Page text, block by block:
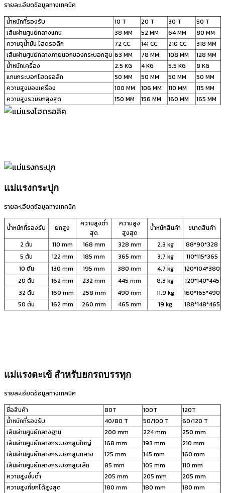
รายละเอียดข้อมูลทางเทคนิค
น้ำหนักที่รองรับ
10 T 20 T 30 T
50 T
เส้นผ่านศูนย์กลางแกน
38 MM 52 MM 64 MM
80 MM
ความจุน้ำมัน ไฮดรอลิก
72 CC 141 CC 210 CC
318 MM
เส้นผ่านศูนย์กลางภายนอกของกระบอกสูบ 63 MM 78 MM 108 MM
128 MM
น้ำหนักเครื่อง
2.5 KG 4 KG 5.5 KG
8 KG
แกนกระบอกไฮดรอลิก
50 MM 50 MM 50 MM
50 MM
ความสูงของเครื่อง
100 MM 106 MM 110 MM
115 MM
ความสูงรวมยกสุงสุด
150 MM 156 MM 160 MM 165 MM
แม่แรงกระปุก
รายละเอียดข้อมูลทางเทคนิค
น้ำหนักที่รองรับ ยกสูง
ความสูงต่ำ
สุด
ความสูง
สูงสุด
น้ำหนักสินค้า
ขนาดสินค้า
2 ตัน
110 mm 168 mm 328 mm 2.3 kg
88*90*328
5 ตัน
122 mm 185 mm 365 mm 3.7 kg
110*115*365
10 ตัน
130 mm 195 mm 380 mm 4.7 kg
120*104*380
20 ตัน
162 mm 232 mm 445 mm 8.3 kg
120*140*445
32 ตัน
160 mm 258 mm 490 mm 11.9 kg
160*165*490
50 ตัน
162 mm 260 mm 465 mm 19 kg 188*148*465
แม่แรงตะเข้ สำหรับยกรถบรรทุก
รายละเอียดข้อมูลทางเทคนิค
ชื่อสินค้า
80T 100T
120T
น้ำหนักที่รองรับ
40/80 T 50/100 T
60/120 T
เส้นผ่านศูนย์กลางฐาน
200 mm 224 mm
250 mm
เส้นผ่านศูนย์กลางกระบอกสูบใหญ่
168 mm 193 mm
210 mm
เส้นผ่านศูนย์กลางกระบอกสูบกลาง
125 mm 145 mm
160 mm
เส้นผ่านศูนย์กลางกระบอกสูบเล็ก
85 mm 105 mm
110 mm
ความสูงขั้นต่ำ
205 mm 205 mm
205 mm
ความสูงที่ยกได้สูงสุด
180 mm 180 mm
180 mm